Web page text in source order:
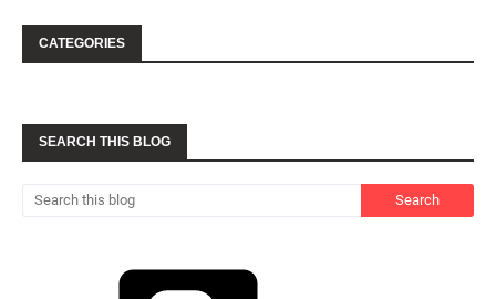
CATEGORIES
SEARCH THIS BLOG